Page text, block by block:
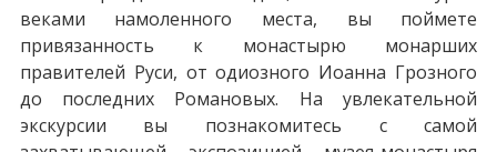
веками намоленного места, вы поймете
привязанность к монастырю монарших
правителей Руси, от одиозного Иоанна Грозного
до последних Романовых. На увлекательной
экскурсии вы познакомитесь с самой